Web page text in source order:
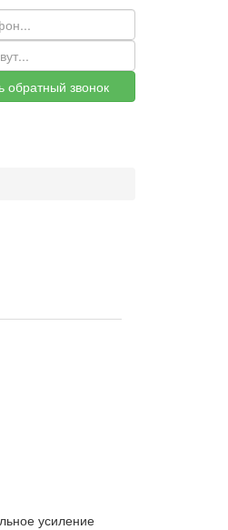
обратный звонок
усиление